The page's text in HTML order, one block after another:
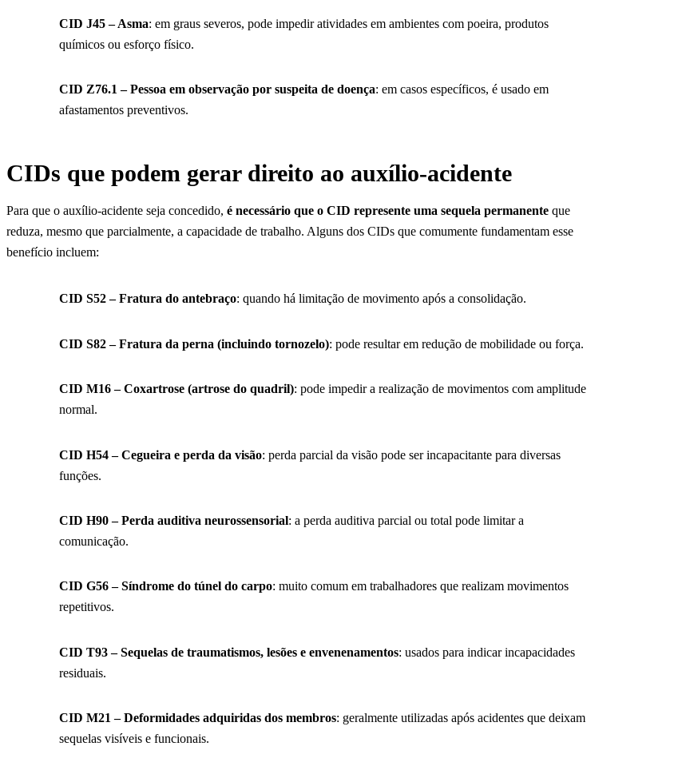
CID J45 – Asma: em graus severos, pode impedir atividades em ambientes com poeira, produtos
químicos ou esforço físico.
CID Z76.1 – Pessoa em observação por suspeita de doença: em casos específicos, é usado em
afastamentos preventivos.
CIDs que podem gerar direito ao auxílio-acidente
Para que o auxílio-acidente seja concedido, é necessário que o CID represente uma sequela permanente que
reduza, mesmo que parcialmente, a capacidade de trabalho. Alguns dos CIDs que comumente fundamentam esse
benefício incluem:
CID S52 – Fratura do antebraço: quando há limitação de movimento após a consolidação.
CID S82 – Fratura da perna (incluindo tornozelo): pode resultar em redução de mobilidade ou força.
CID M16 – Coxartrose (artrose do quadril): pode impedir a realização de movimentos com amplitude
normal.
CID H54 – Cegueira e perda da visão: perda parcial da visão pode ser incapacitante para diversas
funções.
CID H90 – Perda auditiva neurossensorial: a perda auditiva parcial ou total pode limitar a
comunicação.
CID G56 – Síndrome do túnel do carpo: muito comum em trabalhadores que realizam movimentos
repetitivos.
CID T93 – Sequelas de traumatismos, lesões e envenenamentos: usados para indicar incapacidades
residuais.
CID M21 – Deformidades adquiridas dos membros: geralmente utilizadas após acidentes que deixam
sequelas visíveis e funcionais.